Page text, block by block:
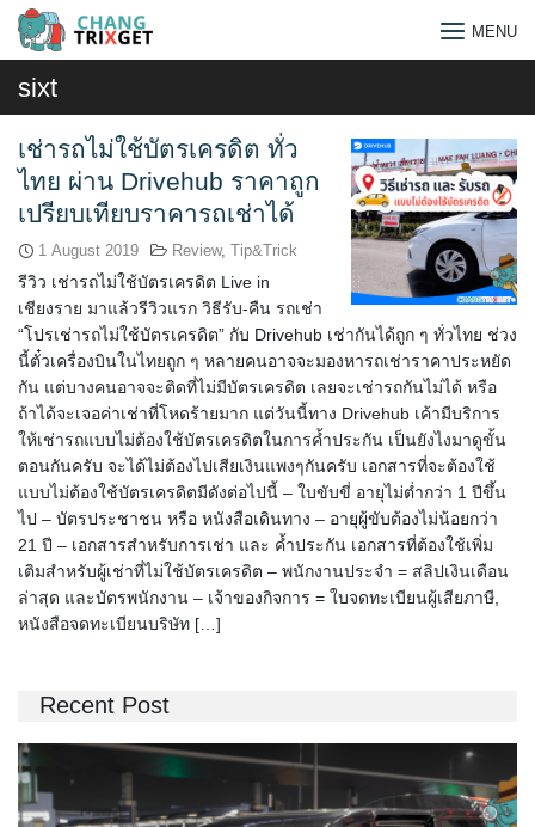
Skip
content
Search
for:
MENU
sixt
เช่ารถไม่ใช้บัตรเครดิต ทั่ว
ไทย ผ่าน Drivehub ราคาถูก
เปรียบเทียบราคารถเช่าได้
1 August 2019 Review, Tip&Trick
รีวิว เช่ารถไม่ใช้บัตรเครดิต Live in
เชียงราย มาแล้วรีวิวแรก วิธีรับ-คืน รถเช่า
“โปรเช่ารถไม่ใช้บัตรเครดิต” กับ Drivehub เช่ากันได้ถูก ๆ ทั่วไทย ช่วง
นี้ตั๋วเครื่องบินในไทยถูก ๆ หลายคนอาจจะมองหารถเช่าราคาประหยัด
กัน แต่บางคนอาจจะติดที่ไม่มีบัตรเครดิต เลยจะเช่ารถกันไม่ได้ หรือ
ถ้าได้จะเจอค่าเช่าที่โหดร้ายมาก แต่วันนี้ทาง Drivehub เค้ามีบริการ
ให้เช่ารถแบบไม่ต้องใช้บัตรเครดิตในการค้ำประกัน เป็นยังไงมาดูขั้น
ตอนกันครับ จะได้ไม่ต้องไปเสียเงินแพงๆกันครับ เอกสารที่จะต้องใช้
แบบไม่ต้องใช้บัตรเครดิตมีดังต่อไปนี้ – ใบขับขี่ อายุไม่ต่ำกว่า 1 ปีขึ้น
ไป – บัตรประชาชน หรือ หนังสือเดินทาง – อายุผู้ขับต้องไม่น้อยกว่า
21 ปี – เอกสารสำหรับการเช่า และ ค้ำประกัน เอกสารที่ต้องใช้เพิ่ม
เติมสำหรับผู้เช่าที่ไม่ใช้บัตรเครดิต – พนักงานประจำ = สลิปเงินเดือน
ล่าสุด และบัตรพนักงาน – เจ้าของกิจการ = ใบจดทะเบียนผู้เสียภาษี,
หนังสือจดทะเบียนบริษัท […]
Recent Post